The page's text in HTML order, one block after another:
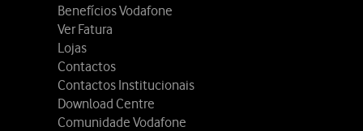
Benefícios Vodafone
Ver Fatura
Lojas
Contactos
Contactos Institucionais
Download Centre
Comunidade Vodafone